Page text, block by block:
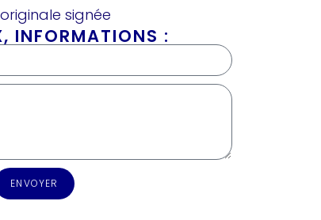
signée
INFORMATIONS :
ENVOYER